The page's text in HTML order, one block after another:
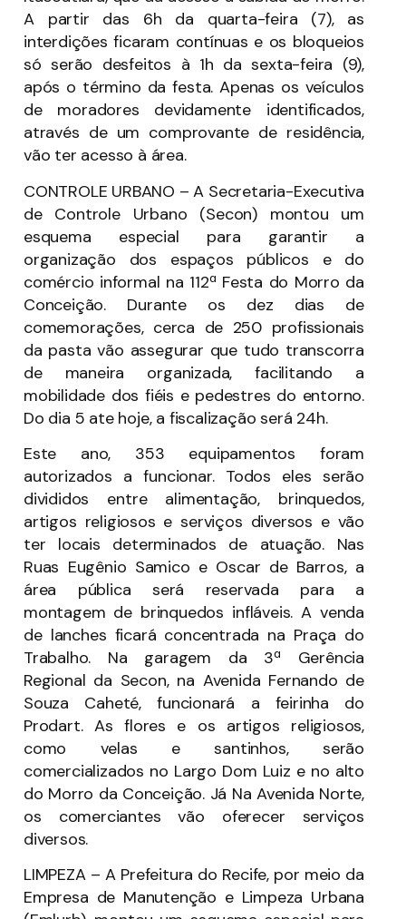
A partir das 6h da quarta-feira (7), as
interdições ficaram contínuas e os bloqueios
só serão desfeitos à 1h da sexta-feira (9),
após o término da festa. Apenas os veículos
de moradores devidamente identificados,
através de um comprovante de residência,
vão ter acesso à área.
CONTROLE URBANO – A Secretaria-Executiva
de Controle Urbano (Secon) montou um
esquema especial para garantir a
organização dos espaços públicos e do
comércio informal na 112ª Festa do Morro da
Conceição. Durante os dez dias de
comemorações, cerca de 250 profissionais
da pasta vão assegurar que tudo transcorra
de maneira organizada, facilitando a
mobilidade dos fiéis e pedestres do entorno.
Do dia 5 ate hoje, a fiscalização será 24h.
Este ano, 353 equipamentos foram
autorizados a funcionar. Todos eles serão
divididos entre alimentação, brinquedos,
artigos religiosos e serviços diversos e vão
ter locais determinados de atuação. Nas
Ruas Eugênio Samico e Oscar de Barros, a
área pública será reservada para a
montagem de brinquedos infláveis. A venda
de lanches ficará concentrada na Praça do
Trabalho. Na garagem da 3ª Gerência
Regional da Secon, na Avenida Fernando de
Souza Caheté, funcionará a feirinha do
Prodart. As flores e os artigos religiosos,
como velas e santinhos, serão
comercializados no Largo Dom Luiz e no alto
do Morro da Conceição. Já Na Avenida Norte,
os comerciantes vão oferecer serviços
diversos.
LIMPEZA – A Prefeitura do Recife, por meio da
Empresa de Manutenção e Limpeza Urbana